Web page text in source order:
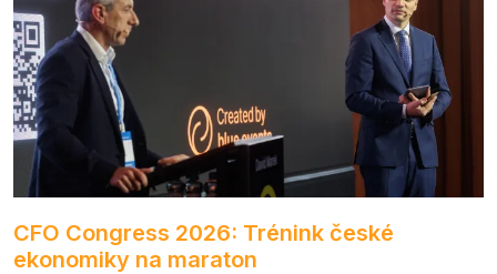
CFO Congress 2026: Trénink české
ekonomiky na maraton